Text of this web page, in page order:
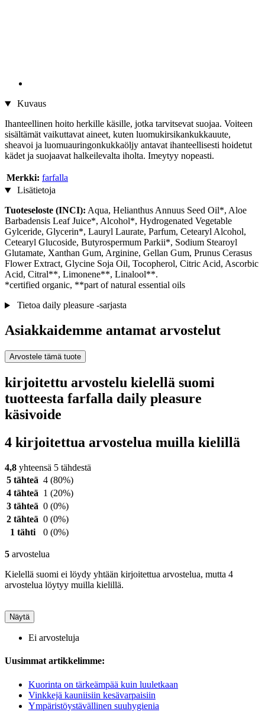
Kuvaus
Ihanteellinen hoito herkille käsille, jotka tarvitsevat suojaa. Voiteen
sisältämät vaikuttavat aineet, kuten luomukirsikankukkauute,
sheavoi ja luomuauringonkukkaöljy antavat ihanteellisesti hoidetut
kädet ja suojaavat halkeilevalta iholta. Imeytyy nopeasti.
Merkki: farfalla
Lisätietoja
Tuoteseloste (INCI): Aqua, Helianthus Annuus Seed Oil*, Aloe
Barbadensis Leaf Juice*, Alcohol*, Hydrogenated Vegetable
Gylceride, Glycerin*, Lauryl Laurate, Parfum, Cetearyl Alcohol,
Cetearyl Glucoside, Butyrospermum Parkii*, Sodium Stearoyl
Glutamate, Xanthan Gum, Arginine, Gellan Gum, Prunus Cerasus
Flower Extract, Glycine Soja Oil, Tocopherol, Citric Acid, Ascorbic
Acid, Citral**, Limonene**, Linalool**.
*certified organic, **part of natural essential oils
Tietoa daily pleasure -sarjasta
Asiakkaidemme antamat arvostelut
Arvostele tämä tuote
kirjoitettu arvostelu kielellä suomi
tuotteesta farfalla daily pleasure
käsivoide
4 kirjoitettua arvostelua muilla kielillä
4,8 yhteensä 5 tähdestä
5 tähteä 4 (80%)
4 tähteä 1 (20%)
3 tähteä 0 (0%)
2 tähteä 0 (0%)
1 tähti
0 (0%)
5 arvostelua
Kielellä suomi ei löydy yhtään kirjoitettua arvostelua, mutta 4
arvostelua löytyy muilla kielillä.
Näytä
Ei arvosteluja
Uusimmat artikkelimme:
Kuorinta on tärkeämpää kuin luuletkaan
Vinkkejä kauniisiin kesävarpaisiin
Ympäristöystävällinen suuhygienia